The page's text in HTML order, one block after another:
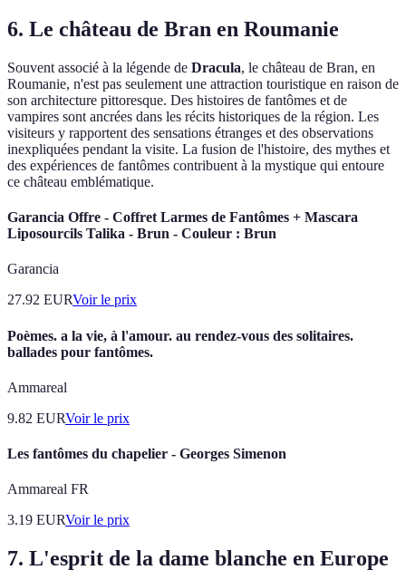
6. Le château de Bran en Roumanie
Souvent associé à la légende de Dracula, le château de Bran, en
Roumanie, n'est pas seulement une attraction touristique en raison de
son architecture pittoresque. Des histoires de fantômes et de
vampires sont ancrées dans les récits historiques de la région. Les
visiteurs y rapportent des sensations étranges et des observations
inexpliquées pendant la visite. La fusion de l'histoire, des mythes et
des expériences de fantômes contribuent à la mystique qui entoure
ce château emblématique.
Garancia Offre - Coffret Larmes de Fantômes + Mascara
Liposourcils Talika - Brun - Couleur : Brun
Garancia
27.92 EURVoir le prix
Poèmes. a la vie, à l'amour. au rendez-vous des solitaires.
ballades pour fantômes.
Ammareal
9.82 EURVoir le prix
Les fantômes du chapelier - Georges Simenon
Ammareal FR
3.19 EURVoir le prix
7. L'esprit de la dame blanche en Europe